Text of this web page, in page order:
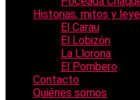
Historias, mitos y
El Carau
El Lobizón
La Llorona
El Pombero
Contacto
Quiénes somos